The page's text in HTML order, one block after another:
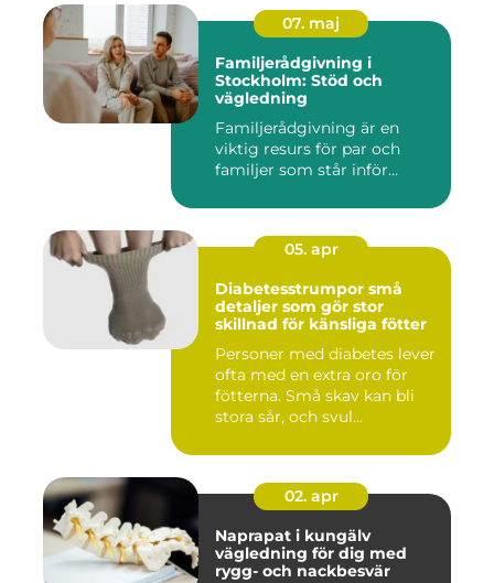
07. maj
Familjerådgivning i
Stockholm: Stöd och
vägledning
Familjerådgivning är en
viktig resurs för par och
familjer som står inför...
05. apr
Diabetesstrumpor små
detaljer som gör stor
skillnad för känsliga fötter
Personer med diabetes lever
ofta med en extra oro för
fötterna. Små skav kan bli
stora sår, och svul...
02. apr
Naprapat i kungälv
vägledning för dig med
rygg- och nackbesvär